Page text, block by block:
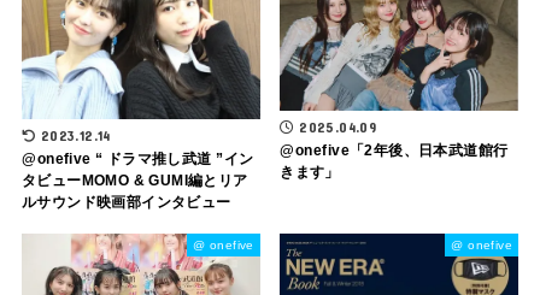
2023.12.14
@⁠onefive “ ドラマ推し武道 ”イン
タビューMOMO & GUMI編とリア
ルサウンド映画部インタビュー
2025.04.09
@⁠onefive「2年後、日本武道館行
きます」
@ onefive @ onefive